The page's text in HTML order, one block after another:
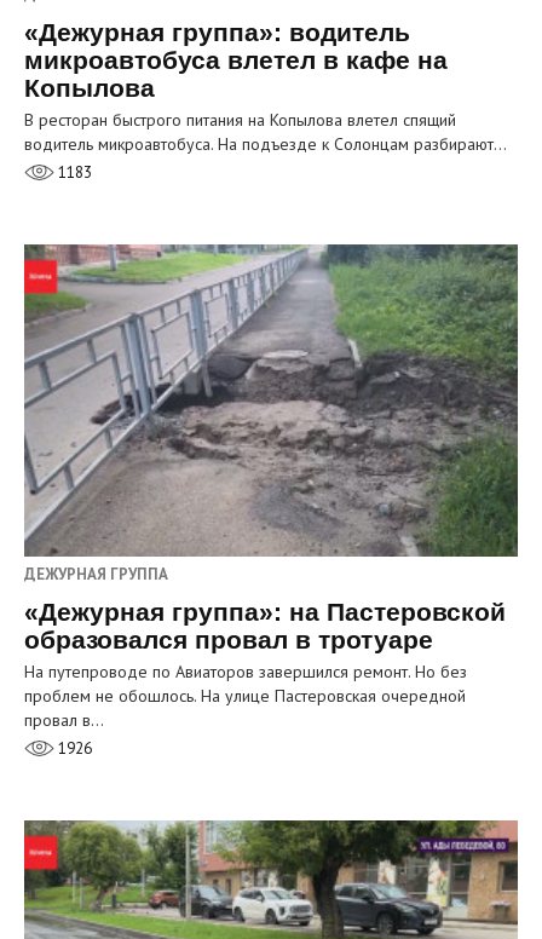
«Дежурная группа»: водитель
микроавтобуса влетел в кафе на
Копылова
В ресторан быстрого питания на Копылова влетел спящий
водитель микроавтобуса. На подъезде к Солонцам разбирают…
1183
ДЕЖУРНАЯ ГРУППА
«Дежурная группа»: на Пастеровской
образовался провал в тротуаре
На путепроводе по Авиаторов завершился ремонт. Но без
проблем не обошлось. На улице Пастеровская очередной
провал в…
1926